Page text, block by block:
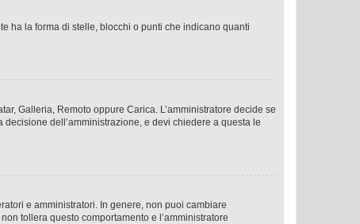
ha la forma di stelle, blocchi o punti che indicano quanti
Galleria, Remoto oppure Carica. L’amministratore decide se
dell’amministrazione, e devi chiedere a questa le
e amministratori. In genere, non puoi cambiare
tollera questo comportamento e l’amministratore